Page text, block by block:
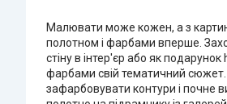
Малювати може кожен, а з
полотном і фарбами вперше.
стіну в інтер'єр або як
фарбами свій тематичний
зафарбовувати контури і почне